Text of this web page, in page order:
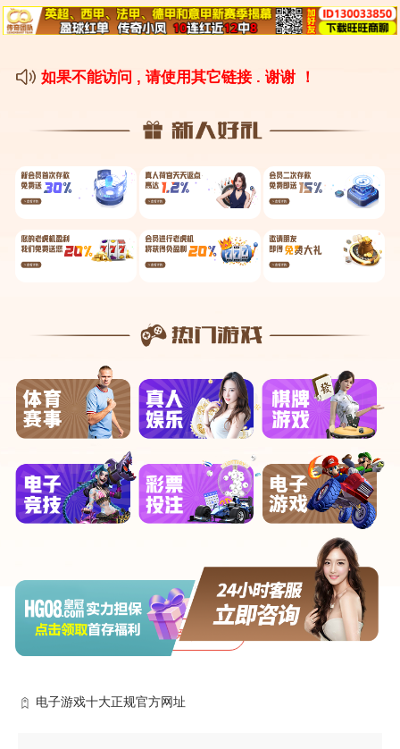
技校十大吃香专业
还是移动设备，都需要有一个美观的界面设计来吸引用户。
能力比较强的男孩子，就业率在技校众多专业里面可以排到前
业，从事机械产品制造、安装、调试、运行、维护和产品的常
规检测及售后服务等工作。
电子技术应用专业：这个专业以实用性高和专业性强著称，非
常适合动手能力强的学生。它的就业率在技校专业中位列前
电子技术专业：专业性强，实用性高，适合动手能力强的学
生。就业率在技校众多专业中排名靠前，为学生提供了广阔的
就业前景。建筑工程技术专业：随着基础设施建设的发展，建
筑工程技术专业人才需求持续增长，毕业生将有机会参与各类
建筑工程项目的设计、施工和管理。
未来十大热门行业有哪些?
生物医药行业 十九大明确提出生物医药成为国家的战略性产
业，预计未来几年，国家还会加大对生物医药的投入与扶持。
以上海为例，目前上海正加快融入国际生物医药研发链和产业
链，打造具有国际影响力的研发服务外包中心。
供水和排水系统工程师，这些职业将始终保持需求稳定。物联
阅读全文
电子游戏十大正规官方网址